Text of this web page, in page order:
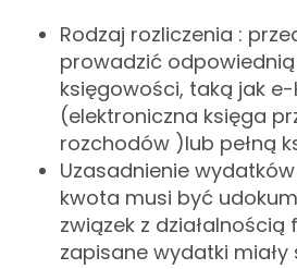
Rodzaj rozliczenia :
prowadzić
księgowości, taką jak e-
(elektroniczna księga
rozchodów )lub pełną
Uzasadnienie
kwota musi być
związek z działalnością
zapisane wydatki miały